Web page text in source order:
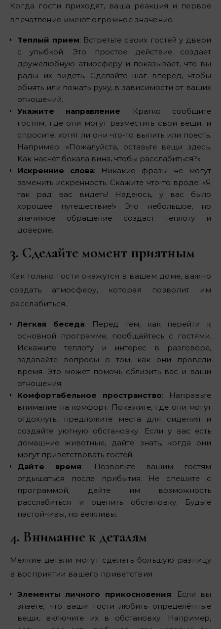
Когда гости приходят, ваша реакция и первое
впечатление имеют огромное значение.
Теплый прием: Встретьте своих гостей у двери
с улыбкой. Это простое действие создает
дружелюбную атмосферу и показывает, что вы
рады их видеть. Сделайте шаг вперед, чтобы
обнять или пожать руку, в зависимости от ваших
отношений.
Укажите направление: Кратко сообщите
гостям, где они могут разместить свои вещи, и
спросите, хотят ли они что-то выпить или поесть.
Например: «Пожалуйста, оставьте вещи здесь.
Как насчёт бокала вина, чтобы расслабиться?»
Искренние слова: Никакие фразы не могут
заменить искренность. Скажите что-то вроде: «Я
так рад вас видеть! Надеюсь, у вас было
хорошее путешествие!» Это небольшое, но
значимое обращение создаст теплоту и
доверие.
3. Сделайте момент приятным
Как только гости окажутся в вашем доме, важно
создать атмосферу, которая позволит им
расслабиться.
Легкая беседа: Перед тем, как перейти к
основной программе, пообщайтесь с гостями.
Искажите теплоту и интерес в разговоре,
задавайте вопросы о том, как они провели
время. Это может помочь сблизить вас и ваши
отношения.
Комфортабельное пространство: Направьте
внимание на комфорт. Покажите, где они могут
отдохнуть, предложите места для сидения и
создайте уютную обстановку. Если у вас есть
домашние животные, дайте знать, когда они
могут приветствовать гостей.
Дайте время: Позвольте вашим гостям
отдышаться после прибытия. Не спешите с
программой, дайте им возможность
расслабиться и оценить обстановку. Будьте
настойчивы, но вежливы.
4. Внимание к деталям
Мелкие детали могут сделать большую разницу
в восприятии вашего приветствия.
Элементы личного прикосновения: Если вы
знаете, что ваши гости любить определённые
вещи, включите их в обстановку. Например,